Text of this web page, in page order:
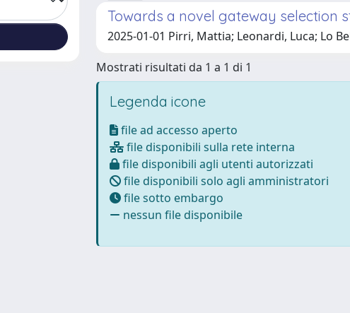
Towards a novel gateway selection
2025-01-01 Pirri, Mattia; Leonardi, Luca; Lo
Mostrati risultati da 1 a 1 di 1
Legenda icone
file ad accesso aperto
file disponibili sulla rete interna
file disponibili agli utenti autorizzati
file disponibili solo agli amministratori
file sotto embargo
nessun file disponibile